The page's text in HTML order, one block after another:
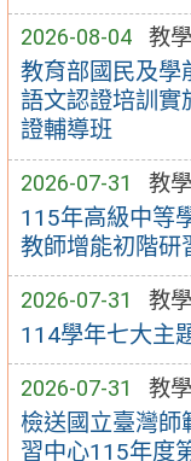
2026-08-04 教
教育部國民及學
語文認證培訓
證輔導班
2026-07-31 教
115年高級中等
教師增能初階研
2026-07-31 教
114學年七大主
2026-07-31 教
檢送國立臺灣師
習中心115年度